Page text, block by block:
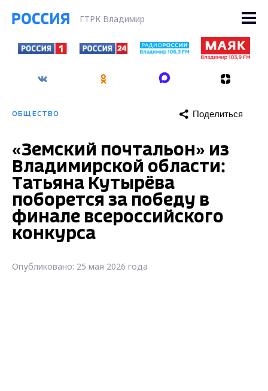
ГТРК Владимир
ОБЩЕСТВО Поделиться
«Земский почтальон» из
Владимирской области:
Татьяна Кутырёва
поборется за победу в
финале всероссийского
конкурса
Опубликовано: 25 мая 2026 года